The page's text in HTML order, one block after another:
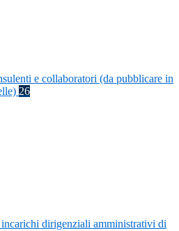
e collaboratori (da pubblicare in
26
dirigenziali amministrativi di